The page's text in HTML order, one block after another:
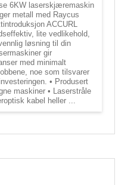
6KW laserskjæremaskin
metall med Raycus
ACCURL
lite vedlikehold,
løsning til din
gir
med minimalt
noe som tilsvarer
• Produsert
maskiner • Laserstråle
kabel heller ...